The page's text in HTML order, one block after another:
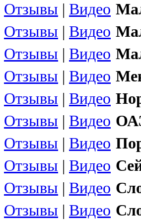
Отзывы | Видео
Отзывы | Видео
Отзывы | Видео
Отзывы | Видео
Отзывы | Видео
Отзывы | Видео
Отзывы | Видео
Отзывы | Видео
Отзывы | Видео
Отзывы | Видео